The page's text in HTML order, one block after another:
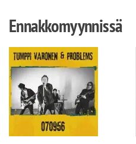
Ennakkomyynnissä